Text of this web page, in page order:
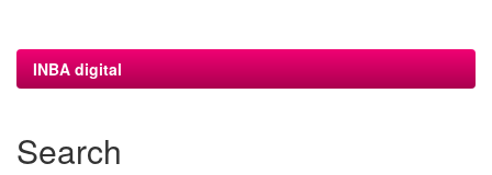
INBA digital
Search